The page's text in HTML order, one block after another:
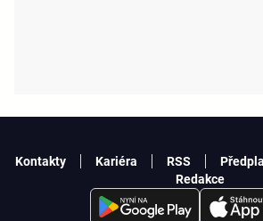
Kontakty Kariéra RSS
Redakce